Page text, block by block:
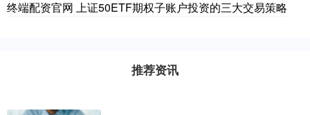
终端配资官网 上证50ETF期权子账户投资的三大交易策略
推荐资讯